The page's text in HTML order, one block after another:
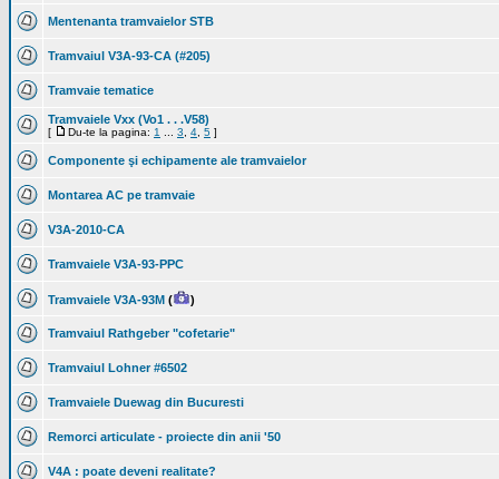
Mentenanta tramvaielor STB
Tramvaiul V3A-93-CA (#205)
Tramvaie tematice
Tramvaiele Vxx (Vo1 . . .V58)
[ Du-te la pagina: 1 3 4 5 ]
Componente şi echipamente ale tramvaielor
Montarea AC pe tramvaie
V3A-2010-CA
Tramvaiele V3A-93-PPC
Tramvaiele V3A-93M ( )
Tramvaiul Rathgeber "cofetarie"
Tramvaiul Lohner #6502
Tramvaiele Duewag din Bucuresti
Remorci articulate - proiecte din anii '50
V4A : poate deveni realitate?